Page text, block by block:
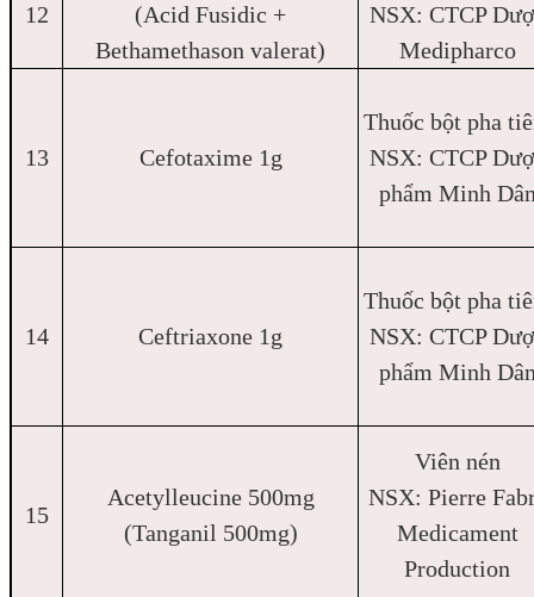
12
(Acid Fusidic +
Bethamethason valerat)
NSX: CTCP
Medipharco
13 Cefotaxime 1g
Thuốc bột pha
NSX: CTCP
phẩm Minh
14 Ceftriaxone 1g
Thuốc bột pha
NSX: CTCP
phẩm Minh
15
Acetylleucine 500mg
(Tanganil 500mg)
Viên nén
NSX: Pierre
Medicament
Production